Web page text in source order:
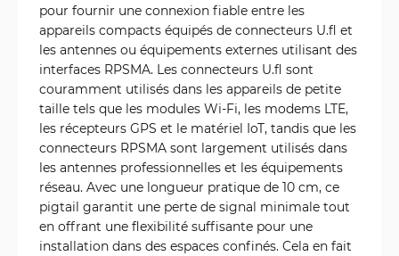
pour fournir une connexion fiable entre les
appareils compacts équipés de connecteurs U.fl et
les antennes ou équipements externes utilisant des
interfaces RPSMA. Les connecteurs U.fl sont
couramment utilisés dans les appareils de petite
taille tels que les modules Wi-Fi, les modems LTE,
les récepteurs GPS et le matériel IoT, tandis que les
connecteurs RPSMA sont largement utilisés dans
les antennes professionnelles et les équipements
réseau. Avec une longueur pratique de 10 cm, ce
pigtail garantit une perte de signal minimale tout
en offrant une flexibilité suffisante pour une
installation dans des espaces confinés. Cela en fait